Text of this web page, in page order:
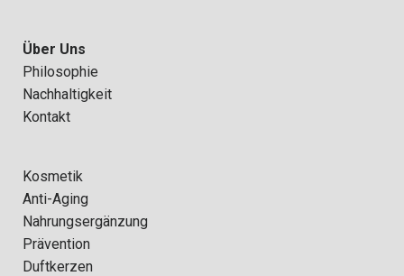
Über Uns
Philosophie
Nachhaltigkeit
Kontakt
Kosmetik
Anti-Aging
Nahrungsergänzung
Prävention
Duftkerzen